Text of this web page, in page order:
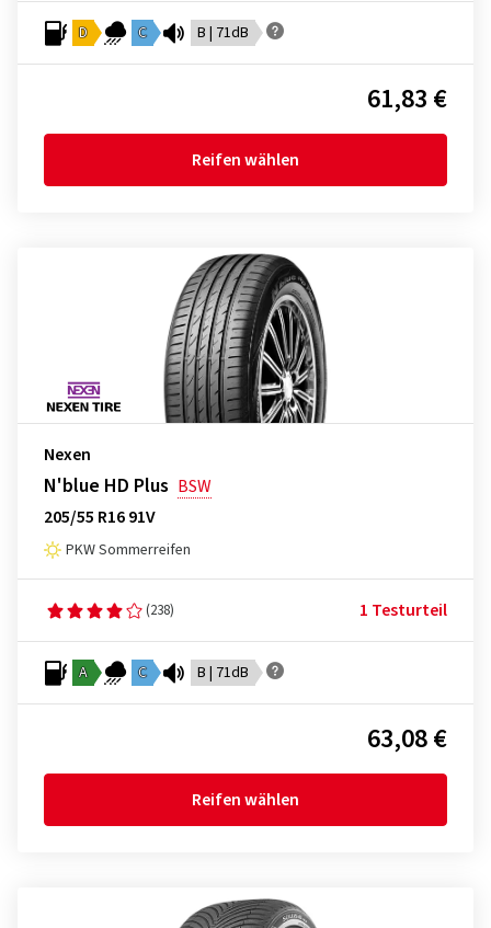
D C B | 71dB
61,83 €
Reifen wählen
Nexen
N'blue HD Plus BSW
205/55 R16 91V
PKW Sommerreifen
(238) 1 Testurteil
A C B | 71dB
63,08 €
Reifen wählen